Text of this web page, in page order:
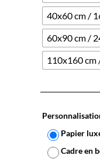
40x60 cm /
60x90 cm /
110x160 cm
Papier
Cadre en